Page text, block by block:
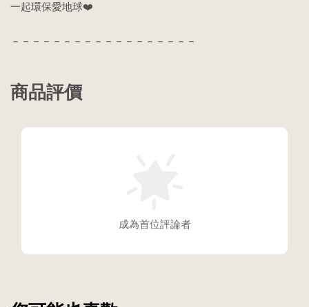
一起環保愛地球❤️
－－－－－－－－－－－－－－－－－－
商品評價
成為首位評論者